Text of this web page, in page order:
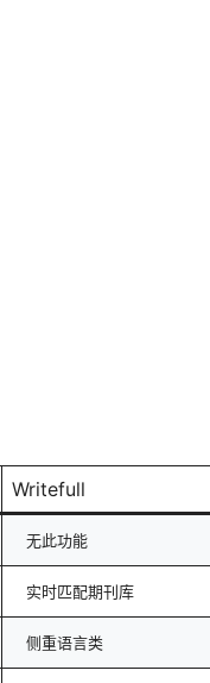
Writefull
无此功能
实时匹配期刊库
侧重语言类